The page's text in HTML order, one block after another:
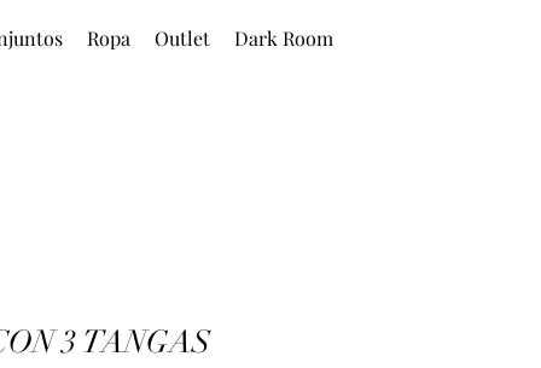
Ropa Outlet Dark Room
3 TANGAS